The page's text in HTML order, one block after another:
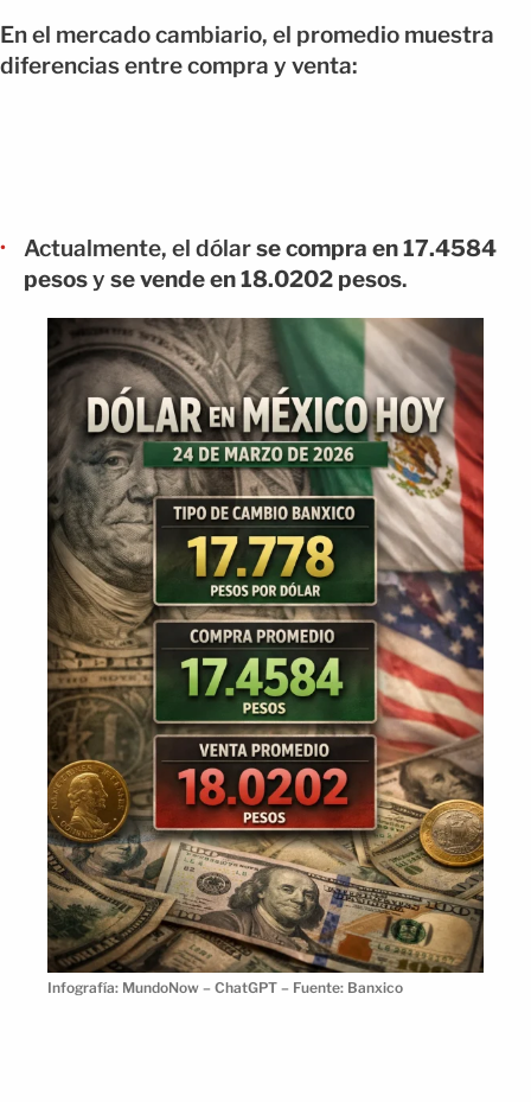
En el mercado cambiario, el promedio muestra
diferencias entre compra y venta:
Actualmente, el dólarse compra en 17.4584
pesosy se vende en 18.0202 pesos.
Infografía: MundoNow – ChatGPT – Fuente: Banxico